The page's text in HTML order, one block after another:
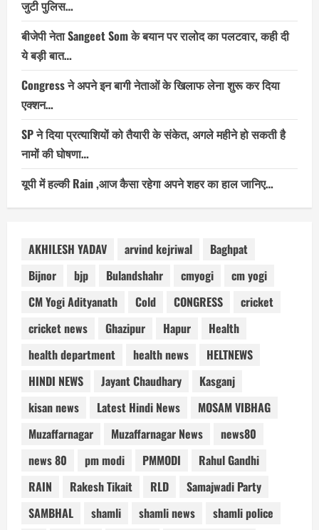
जुटी पुलिस…
बीजेपी नेता Sangeet Som के बयान पर रालोद का पलटवार, कही दी
ये बड़ी बात…
Congress ने अपने इन बागी नेताओं के खिलाफ लेना शुरू कर दिया
एक्शन…
SP ने दिया प्रत्याशियों को तैयारी के संकेत, अगले महीने हो सकती है
नामों की घोषणा…
यूपी में हल्की Rain ,आज कैसा रहेगा अपने शहर का हाल जानिए…
AKHILESH YADAV arvind kejriwal
Baghpat
Bijnor
bjp Bulandshahr cmyogi
cm yogi
CM Yogi Adityanath
Cold CONGRESS
cricket
cricket news
Ghazipur Hapur
Health
health department
health news
HELTNEWS
HINDI NEWS
Jayant Chaudhary
Kasganj
kisan news
Latest Hindi News
MOSAM VIBHAG
Muzaffarnagar
Muzaffarnagar News
news80
news 80
pm modi PMMODI
Rahul Gandhi
RAIN
Rakesh Tikait RLD
Samajwadi Party
SAMBHAL
shamli shamli news
shamli police